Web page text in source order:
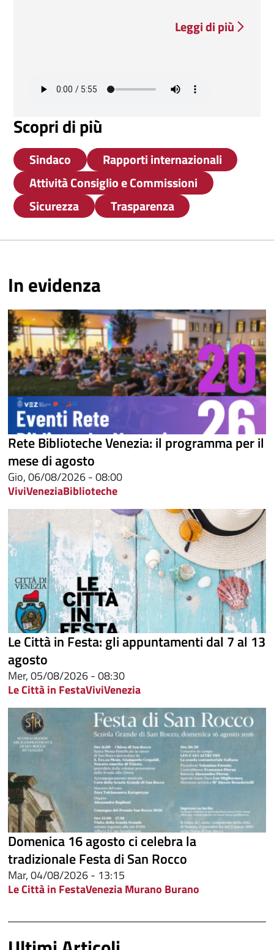
Leggi di più
Tutti al
Scopri di più
Sindaco
Rapporti internazionali
Attività Consiglio e Commissioni
Sicurezza
Trasparenza
In evidenza
Rete Biblioteche Venezia: il programma per il
mese di agosto
Gio, 06/08/2026 - 08:00
ViviVeneziaBiblioteche
Le Città in Festa: gli appuntamenti dal 7 al 13
agosto
Mer, 05/08/2026 - 08:30
Le Città in FestaViviVenezia
Domenica 16 agosto ci celebra la
tradizionale Festa di San Rocco
Mar, 04/08/2026 - 13:15
Le Città in FestaVenezia Murano Burano